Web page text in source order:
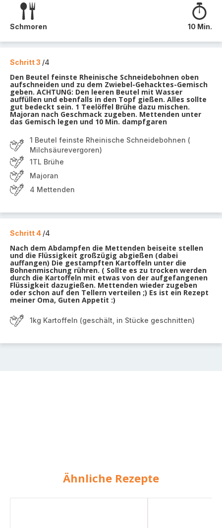
Schmoren 10 Min.
Schritt 3 /4
Den Beutel feinste Rheinische Schneidebohnen oben
aufschneiden und zu dem Zwiebel-Gehacktes-Gemisch
geben. ACHTUNG: Den leeren Beutel mit Wasser
auffüllen und ebenfalls in den Topf gießen. Alles sollte
gut bedeckt sein. 1 Teelöffel Brühe dazu mischen.
Majoran nach Geschmack zugeben. Mettenden unter
das Gemisch legen und 10 Min. dampfgaren
1 Beutel feinste Rheinische Schneidebohnen (
Milchsäurevergoren)
1TL Brühe
Majoran
4 Mettenden
Schritt 4 /4
Nach dem Abdampfen die Mettenden beiseite stellen
und die Flüssigkeit großzügig abgießen (dabei
auffangen) Die gestampften Kartoffeln unter die
Bohnenmischung rühren. ( Sollte es zu trocken werden
durch die Kartoffeln mit etwas von der aufgefangenen
Flüssigkeit dazugießen. Mettenden wieder zugeben
oder schon auf den Tellern verteilen ;) Es ist ein Rezept
meiner Oma, Guten Appetit :)
1kg Kartoffeln (geschält, in Stücke geschnitten)
Ähnliche Rezepte